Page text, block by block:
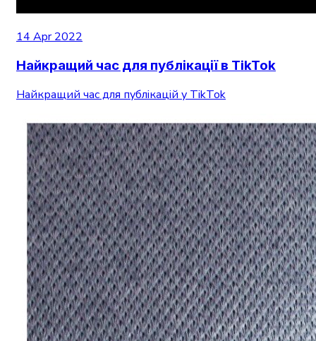
14 Apr 2022
Найкращий час для публікації в TikTok
Найкращий час для публікацій у TikTok